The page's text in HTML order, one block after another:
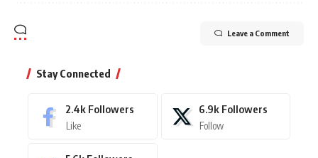
Leave a Comment
Stay Connected
2.4k Followers
Like
6.9k Followers
Follow